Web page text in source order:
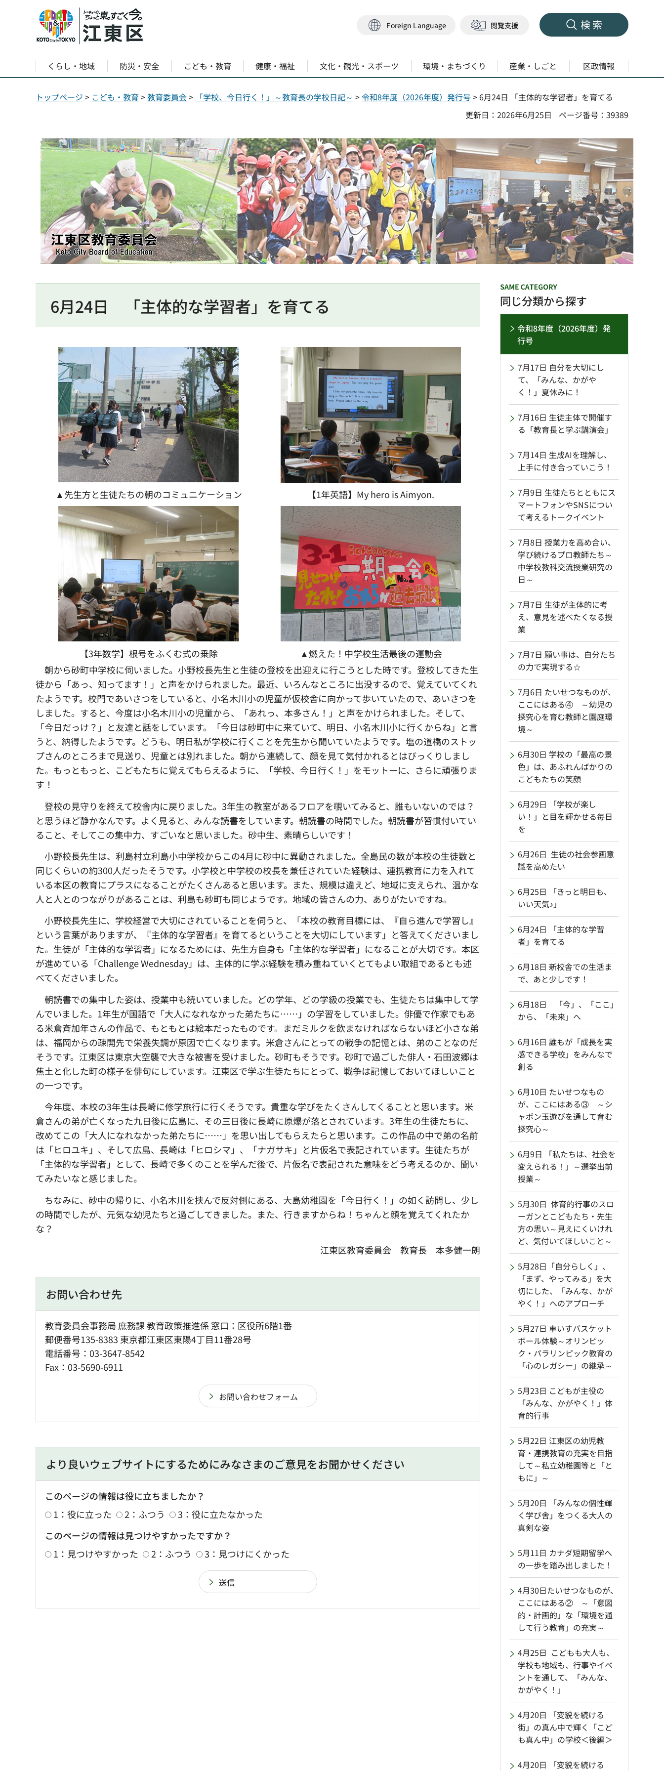
Foreign Language 閲覧支援 検索
くらし・地域 防災・安全 こども・教育 健康・福祉 文化・観光・スポーツ 環境・まちづくり 産業・しごと 区政情報
トップページ > こども・教育 >教育委員会> 「学校、今日行く！」～教育長の学校日記～ >令和8年度（2026年度）発行号> 6月24日 「主体的な学習者」を育てる
更新日：2026年6月25日
ページ番号：39389
江東区教育委員会
6月24日 「主体的な学習者」を育てる
▲先生方と生徒たちの朝のコミュニケーション 【1年英語】My hero is Aimyon.
【3年数学】根号をふくむ式の乗除
▲燃えた！中学校生活最後の運動会
朝から砂町中学校に伺いました。 小野校長先生と生徒の登校を出迎えに行こうとした時です。登校してきた生
徒から「あっ、知ってます！」と声をかけられました。最近、いろんなところに出没するので、覚えていてくれ
たようです。校門であいさつをしていると、小名木川小の児童が仮校舎に向かって歩いていたので、あいさつを
しました。すると、今度は小名木川小の児童から、「あれっ、本多さん！」と声をかけられました。そして、
「今日だっけ？」と友達と話をしています。「今日は砂町中に来ていて、明日、小名木川小に行くからね」と言
うと、納得したようです。どうも、明日私が学校に行くことを先生から聞いていたようです。塩の道橋のストッ
プさんのところまで見送り、児童とは別れました。朝から連続して、顔を見て気付かれるとはびっくりしまし
た。もっともっと、こどもたちに覚えてもらえるように、「学校、今日行く！」をモットーに、さらに頑張りま
す！
登校の見守りを終えて校舎内に戻りました。3年生の教室があるフロアを覗いてみると、誰もいないのでは？
と思うほど静かなんです。よく見ると、みんな読書をしています。朝読書の時間でした。朝読書が習慣付いてい
ること、そしてこの集中力、すごいなと思いました。砂中生、素晴らしいです！
小野校長先生は、 利島村立利島小中学校からこの4月に砂中に異動されました。全島民の数が本校の生徒数と
同じくらいの約300人だったそうです。小学校と中学校の校長を兼任されていた経験は、連携教育に力を入れて
いる本区の教育にプラスになることがたくさんあると思います。また、規模は違えど、地域に支えられ、温かな
人と人とのつながりがあることは、利島も砂町も同じようです。地域の皆さんの力、ありがたいですね。
小野校長先生に、 学校経営で大切にされていることを伺うと、「本校の教育目標には、『自ら進んで学習し』
という言葉がありますが、『主体的な学習者』を育てるということを大切にしています」と答えてくださいまし
た。生徒が「主体的な学習者」になるためには、先生方自身も「主体的な学習者」になることが大切です。本区
が進めている「Challenge Wednesday」は、主体的に学ぶ経験を積み重ねていくとてもよい取組であるとも述
べてくださいました。
朝読書での集中した姿は、 授業中も続いていました。どの学年、どの学級の授業でも、生徒たちは集中して学
んでいました。1年生が国語で「大人になれなかった弟たちに……」の学習をしていました。俳優で作家でもあ
る米倉斉加年さんの作品で、もともとは絵本だったものです。まだミルクを飲まなければならないほど小さな弟
は、福岡からの疎開先で栄養失調が原因で亡くなります。米倉さんにとっての戦争の記憶とは、弟のことなのだ
そうです。江東区は東京大空襲で大きな被害を受けました。砂町もそうです。砂町で過ごした俳人・石田波郷は
焦土と化した町の様子を俳句にしています。江東区で学ぶ生徒たちにとって、戦争は記憶しておいてほしいこと
の一つです。
今年度、 本校の3年生は長崎に修学旅行に行くそうです。貴重な学びをたくさんしてくることと思います。米
倉さんの弟が亡くなった九日後に広島に、その三日後に長崎に原爆が落とされています。3年生の生徒たちに、
改めてこの「大人になれなかった弟たちに……」を思い出してもらえたらと思います。この作品の中で弟の名前
は「ヒロユキ」、そして広島、長崎は「ヒロシマ」、「ナガサキ」と片仮名で表記されています。生徒たちが
「主体的な学習者」として、長崎で多くのことを学んだ後で、片仮名で表記された意味をどう考えるのか、聞い
てみたいなと感じました。
ちなみに、 砂中の帰りに、小名木川を挟んで反対側にある、大島幼稚園を「今日行く！」の如く訪問し、少し
の時間でしたが、元気な幼児たちと過ごしてきました。また、行きますからね！ちゃんと顔を覚えてくれたか
な？
江東区教育委員会
教育長 本多健一朗
お問い合わせ先
教育委員会事務局 庶務課 教育政策推進係 窓口：区役所6階1番
郵便番号135-8383 東京都江東区東陽4丁目11番28号
電話番号：03-3647-8542
Fax：03-5690-6911
より良いウェブサイトにするためにみなさまのご意見をお聞かせください
このページの情報は役に立ちましたか？
1：役に立った
2：ふつう
3：役に立たなかった
このページの情報は見つけやすかったですか？
1：見つけやすかった
2：ふつう 3：見つけにくかった
同じ分類から探す
令和8年度（2026年度）発
行号
7月17日 自分を大切にし
て、「みんな、かがや
く！」夏休みに！
7月16日 生徒主体で開催す
る「教育長と学ぶ講演会」
7月14日 生成AIを理解し、
上手に付き合っていこう！
7月9日 生徒たちとともにス
マートフォンやSNSについ
て考えるトークイベント
7月8日 授業力を高め合い、
学び続けるプロ教師たち～
中学校教科交流授業研究の
日～
7月7日 生徒が主体的に考
え、意見を述べたくなる授
業
7月7日 願い事は、自分たち
の力で実現する☆
7月6日 たいせつなものが、
ここにはある④ ～幼児の
探究心を育む教師と園庭環
境～
6月30日 学校の「最高の景
色」は、あふれんばかりの
こどもたちの笑顔
6月29日 「学校が楽し
い！」と目を輝かせる毎日
を
6月26日 生徒の社会参画意
識を高めたい
6月25日 「きっと明日も、
いい天気♪」
6月24日 「主体的な学習
者」を育てる
6月18日 新校舎での生活ま
で、あと少しです！
6月18日 「今」、「ここ」
から、「未来」へ
6月16日 誰もが「成長を実
感できる学校」をみんなで
創る
6月10日 たいせつなもの
が、ここにはある③ ～シ
ャボン玉遊びを通して育む
探究心～
6月9日 「私たちは、社会を
変えられる！」～選挙出前
授業～
5月30日 体育的行事のスロ
ーガンとこどもたち・先生
方の思い～見えにくいけれ
ど、気付いてほしいこと～
5月28日「自分らしく」、
「まず、やってみる」を大
切にした、「みんな、かが
やく！」へのアプローチ
5月27日 車いすバスケット
ボール体験～オリンピッ
ク・パラリンピック教育の
「心のレガシー」の継承～
5月23日 こどもが主役の
「みんな、かがやく！」体
育的行事
5月22日 江東区の幼児教
育・連携教育の充実を目指
して～私立幼稚園等と「と
もに」～
5月20日 「みんなの個性輝
く学び舎」をつくる大人の
真剣な姿
5月11日 カナダ短期留学へ
の一歩を踏み出しました！
4月30日たいせつなものが、
ここにはある② ～「意図
的・計画的」な「環境を通
して行う教育」の充実～
4月25日 こどもも大人も、
学校も地域も、行事やイベ
ントを通して、「みんな、
かがやく！」
4月20日 「変貌を続ける
街」の真ん中で輝く「こど
も真ん中」の学校＜後編＞
4月20日 「変貌を続ける